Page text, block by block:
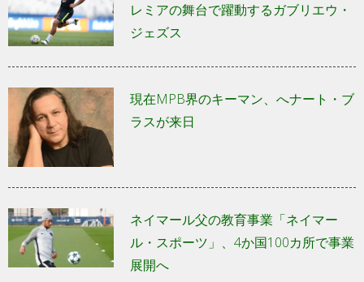
レミアの舞台で躍動するガブリエウ・
ジェズス
現在MPB界のキーマン、へナート・ブ
ラスが来日
ネイマール父の教育事業「ネイマー
ル・スポーツ」、4か国100カ所で事業
展開へ